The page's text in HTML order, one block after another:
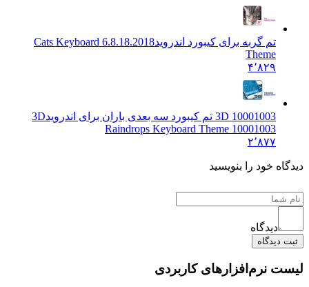
تم گربه برای کیبورد اندروید
6.8.18.2018 Cats Keyboard
3D 10001003 تم کیبورد سه بعدی باران برای اندروید
3D
Raindrops Keyboard Theme 10001003
خود را بنویسید
نرم‌افزارهای کاربردی